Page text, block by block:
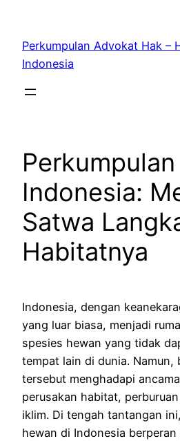
content
Perkumpulan Advokat Hak –
Indonesia
Indonesia:
Satwa
Habitatnya
Indonesia, dengan
yang luar biasa, menjadi
spesies hewan yang tidak
tempat lain di dunia. Namun,
tersebut menghadapi
perusakan habitat,
iklim. Di tengah tantangan
hewan di Indonesia